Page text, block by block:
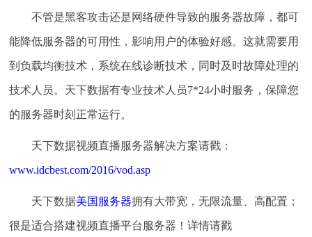
不管是黑客攻击还是网络硬件导致的服务器故障，都可
能降低服务器的可用性，影响用户的体验好感。这就需要用
到负载均衡技术，系统在线诊断技术，同时及时故障处理的
技术人员。天下数据有专业技术人员7*24小时服务，保障您
的服务器时刻正常运行。
天下数据视频直播服务器解决方案请戳：
www.idcbest.com/2016/vod.asp
天下数据美国服务器拥有大带宽，无限流量、高配置；
很是适合搭建视频直播平台服务器！详情请戳